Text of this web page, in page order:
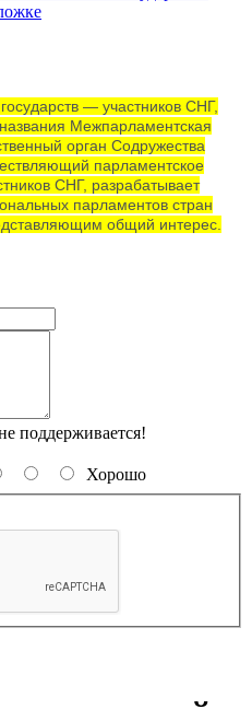
— участников СНГ,
Межпарламентская
орган Содружества
парламентское
СНГ, разрабатывает
парламентов стран
общий интерес.
поддерживается!
Хорошо